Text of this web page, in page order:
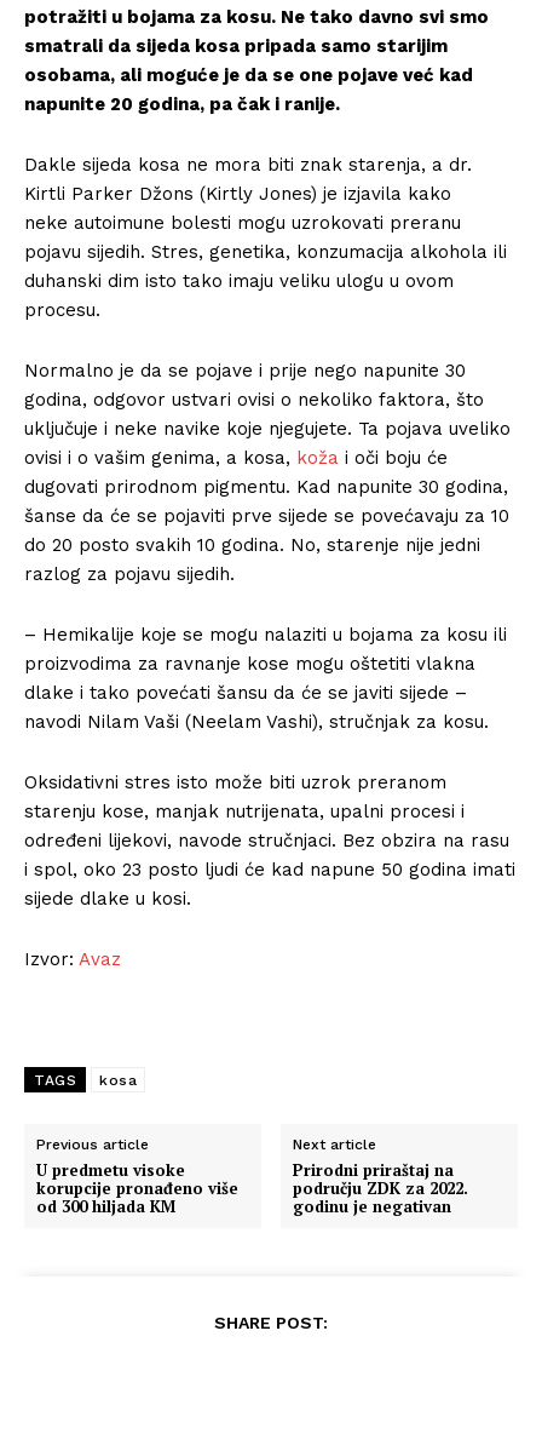
potražiti u bojama za kosu. Ne tako davno svi smo
smatrali da sijeda kosa pripada samo starijim
osobama, ali moguće je da se one pojave već kad
napunite 20 godina, pa čak i ranije.
Dakle sijeda kosa ne mora biti znak starenja, a dr.
Kirtli Parker Džons (Kirtly Jones) je izjavila kako
neke autoimune bolesti mogu uzrokovati preranu
pojavu sijedih. Stres, genetika, konzumacija alkohola ili
duhanski dim isto tako imaju veliku ulogu u ovom
procesu.
Normalno je da se pojave i prije nego napunite 30
godina, odgovor ustvari ovisi o nekoliko faktora, što
uključuje i neke navike koje njegujete. Ta pojava uveliko
ovisi i o vašim genima, a kosa, koža i oči boju će
dugovati prirodnom pigmentu. Kad napunite 30 godina,
šanse da će se pojaviti prve sijede se povećavaju za 10
do 20 posto svakih 10 godina. No, starenje nije jedni
razlog za pojavu sijedih.
– Hemikalije koje se mogu nalaziti u bojama za kosu ili
proizvodima za ravnanje kose mogu oštetiti vlakna
dlake i tako povećati šansu da će se javiti sijede –
navodi Nilam Vaši (Neelam Vashi), stručnjak za kosu.
Oksidativni stres isto može biti uzrok preranom
starenju kose, manjak nutrijenata, upalni procesi i
određeni lijekovi, navode stručnjaci. Bez obzira na rasu
i spol, oko 23 posto ljudi će kad napune 50 godina imati
sijede dlake u kosi.
Izvor: Avaz
TAGS kosa
Previous article
U predmetu visoke
korupcije pronađeno više
od 300 hiljada KM
Next article
Prirodni priraštaj na
području ZDK za 2022.
godinu je negativan
SHARE POST: